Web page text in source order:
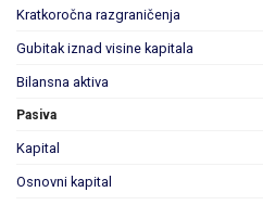
Kratkoročna razgraničenja
Gubitak iznad visine kapitala
Bilansna aktiva
Pasiva
Kapital
Osnovni kapital